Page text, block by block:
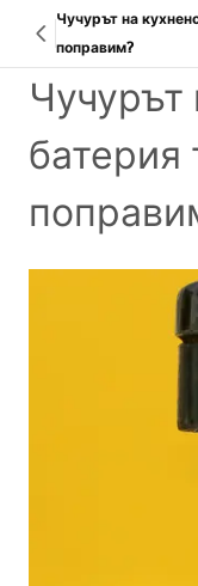
Чучурът на
поправим?
Чучурът
батерия